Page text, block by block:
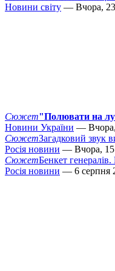
Новини світу — Вчора,
Сюжет"Полювати на
Новини України —
СюжетЗагадковий звук
Росія новини — Вчора,
СюжетБенкет
Росія новини — 6 серпня